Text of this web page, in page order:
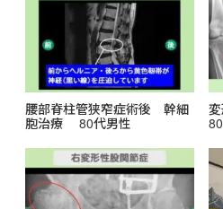
腰部脊柱管狭窄症術後 幹細
胞治療 80代男性